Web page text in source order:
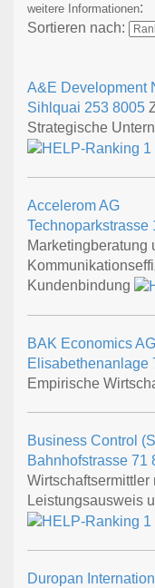
weitere Informationen:
Sortieren nach:
A&E Development
Sihlquai 253 8005
Strategische
Accelerom AG
Technoparkstrasse
Marketingberatung
Kundenbindung
BAK Economics AG
Elisabethenanlage
Empirische
Business Control
Bahnhofstrasse 71
Leistungsausweis
Duropan